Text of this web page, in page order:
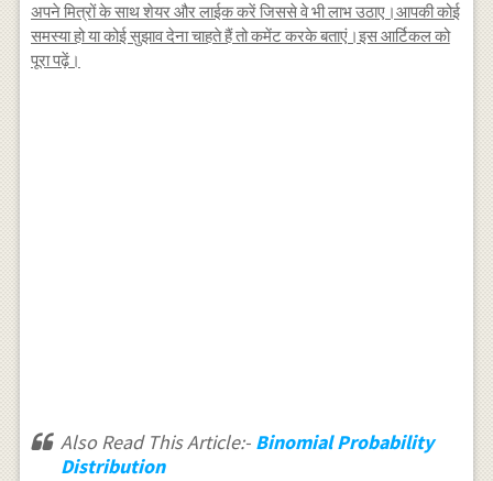
अपने मित्रों के साथ शेयर और लाईक करें जिससे वे भी लाभ उठाए।आपकी कोई
समस्या हो या कोई सुझाव देना चाहते हैं तो कमेंट करके बताएं।इस आर्टिकल को
पूरा पढ़ें।
Also Read This Article:- Binomial Probability
Distribution